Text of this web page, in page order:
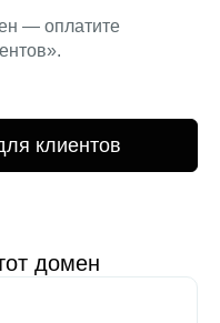
— оплатите
клиентов
домен